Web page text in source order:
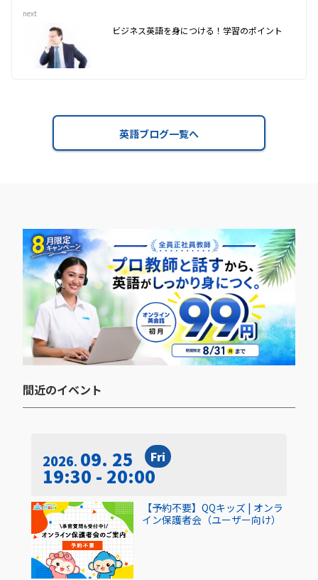
next
ビジネス英語を身につける！学習のポイント
英語ブログ一覧へ
間近のイベント​
2026 09. 25 Fri
19:30 - 20:00
【予約不要】QQキッズ | オンラ
イン保護者会（ユーザー向け）